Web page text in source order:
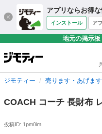
アプリならお得
インストール ア
地元の掲示
ジモティー 売ります・あげます
COACH コーチ 長財布
投稿ID: 1pm0im